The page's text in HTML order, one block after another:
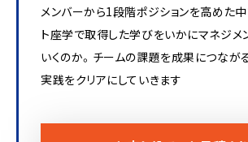
メンバーから1段階ポジションを高めた中
ト座学で取得した学びをいかにマネジメ
いくのか。チームの課題を成果につなが
実践をクリアにしていきます